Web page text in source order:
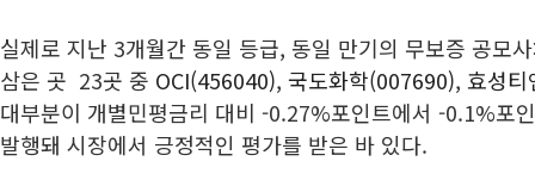
실제로 지난 3개월간 동일 등급, 동일 만기의 무보증 공모
삼은 곳 23곳 중 OCI(456040), 국도화학(007690), 효성
대부분이 개별민평금리 대비 -0.27%포인트에서 -0.1%포
발행돼 시장에서 긍정적인 평가를 받은 바 있다.